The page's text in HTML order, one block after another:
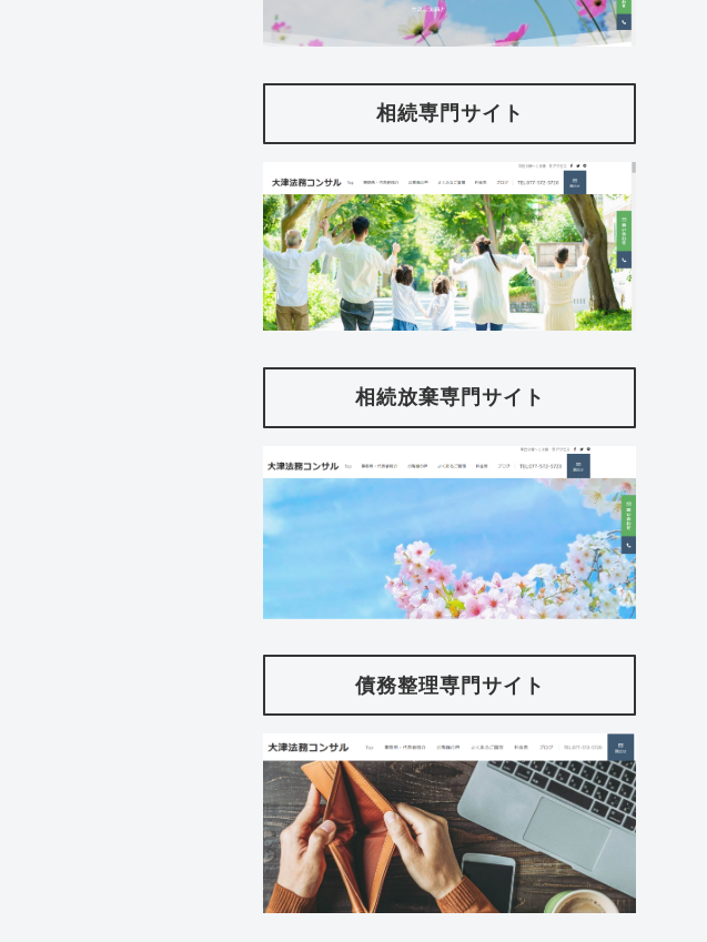
相続専門サイト
相続放棄専門サイト
債務整理専門サイト